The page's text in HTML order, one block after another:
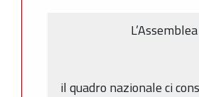
il quadro nazionale ci